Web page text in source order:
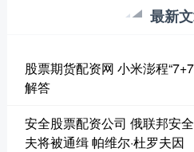
最新
股票期货配资网 小米澎程
解答
安全股票配资公司 俄联邦安
夫将被通缉 帕维尔·杜罗夫因